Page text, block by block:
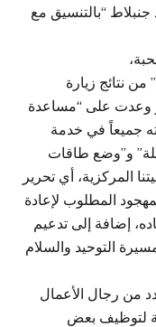
جنبلاط “بالتنسيق مع
نتائج زيارة
وعدت على “مساعدة
جميعاً في خدمة
و”وضع طاقات
المركزية، أي تحرير
المطلوب لإعادة
إضافة إلى تدعيم
التوحيد والسلام
من رجال الأعمال
لتوظيف بعض